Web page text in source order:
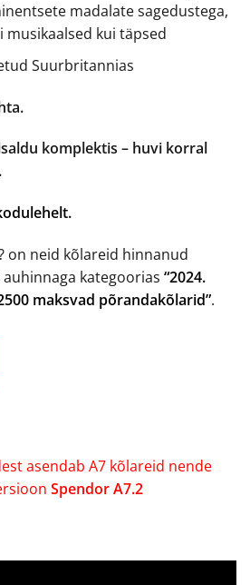
madalate sagedustega,
musikaalsed kui täpsed
Suurbritannias
komplektis – huvi korral
on neid kõlareid hinnanud
kategoorias “2024.
maksvad põrandakõlarid”.
asendab A7 kõlareid nende
Spendor A7.2